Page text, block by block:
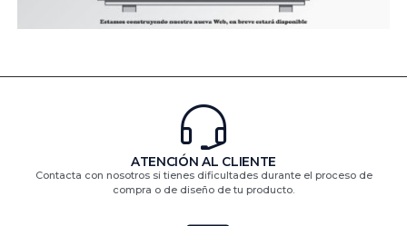
ATENCIÓN AL CLIENTE
Contacta con nosotros si tienes dificultades durante el proceso de
compra o de diseño de tu producto.